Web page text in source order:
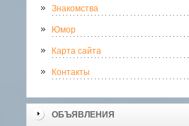
Знакомства
Юмор
Карта сайта
Контакты
ОБЪЯВЛЕНИЯ